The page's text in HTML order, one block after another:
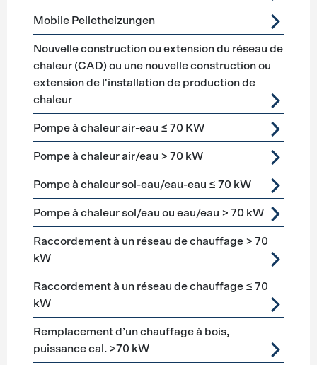
Mobile Pelletheizungen
Nouvelle construction ou extension du réseau de
chaleur (CAD) ou une nouvelle construction ou
extension de l'installation de production de
chaleur
Pompe à chaleur air-eau ≤ 70 KW
Pompe à chaleur air/eau > 70 kW
Pompe à chaleur sol-eau/eau-eau ≤ 70 kW
Pompe à chaleur sol/eau ou eau/eau > 70 kW
Raccordement à un réseau de chauffage > 70
kW
Raccordement à un réseau de chauffage ≤ 70
kW
Remplacement d’un chauffage à bois,
puissance cal. >70 kW